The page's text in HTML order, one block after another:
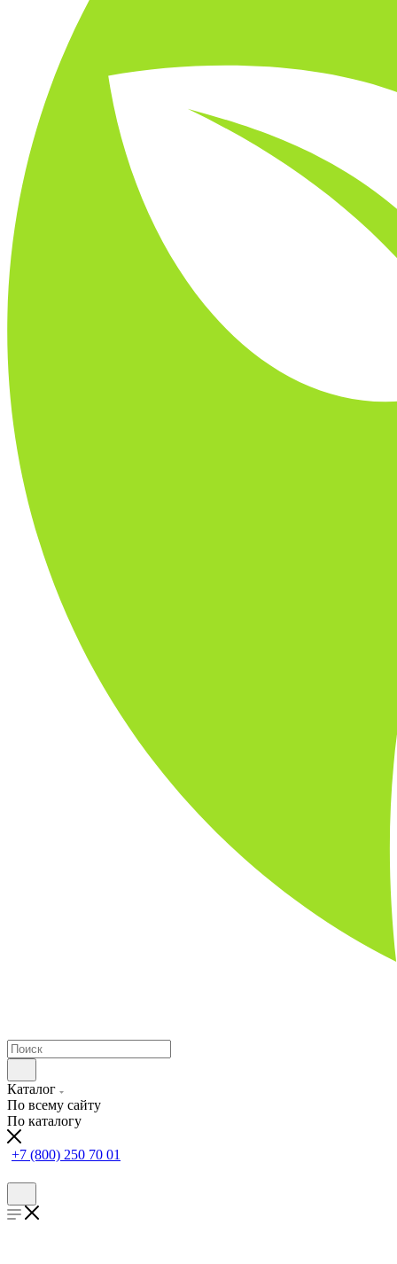
Каталог
По всему сайту
По каталогу
+7 (800) 250 70 01